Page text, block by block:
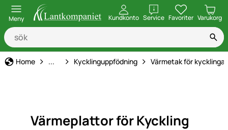
Meny Kundkonto ServiceöppnaFavoriter Varukorg
Home Hönshållning
... Kycklinguppfödning Värmetak för kycklingar
Värmeplattor för Kyckling